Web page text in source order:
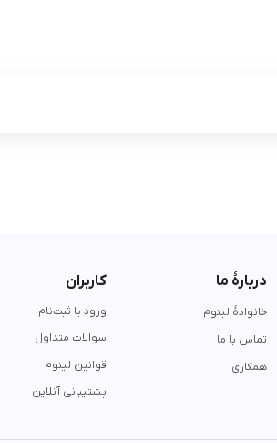
دربارۀ ما
خانوادۀ لینوم
تماس با ما
همکاری
کاربران
ورود یا ثبت‌نام
سوالات متداول
قوانین لینوم
پشتیبانی آنلاین